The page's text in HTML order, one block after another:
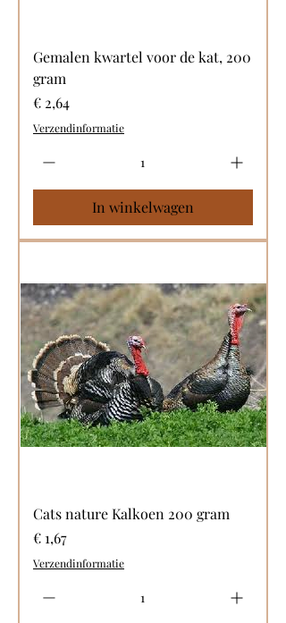
Gemalen kwartel voor de kat, 200
gram
Prijs
€ 2,64
Verzendinformatie
In winkelwagen
Cats nature Kalkoen 200 gram
Prijs
€ 1,67
Verzendinformatie